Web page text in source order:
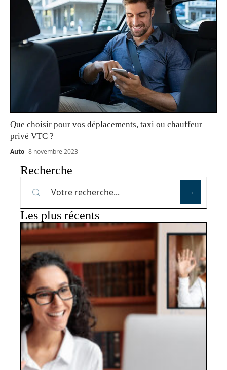
Que choisir pour vos déplacements, taxi ou chauffeur
privé VTC ?
Auto 8 novembre 2023
Recherche
Les plus récents